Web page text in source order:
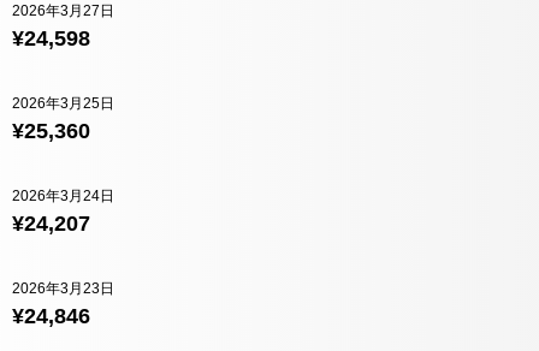
¥24,598
2026年3月27日
¥25,360
2026年3月25日
¥24,207
2026年3月24日
¥24,846
2026年3月23日